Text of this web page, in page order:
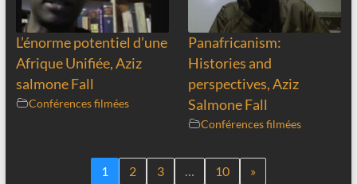
L’énorme potentiel d’une
Afrique Unifiée, Aziz
salmone Fall
Conférences filmées
Panafricanism:
Histories and
perspectives, Aziz
Salmone Fall
Conférences filmées
1 2 3 10 »